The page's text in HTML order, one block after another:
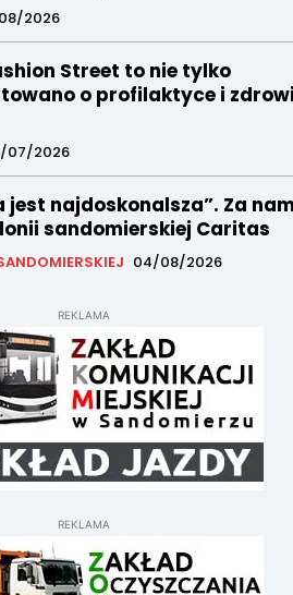
2026
Street to nie tylko
o profilaktyce i
07/2026
jest najdoskonalsza”. Za
sandomierskiej Caritas
04/08/2026
REKLAMA
REKLAMA